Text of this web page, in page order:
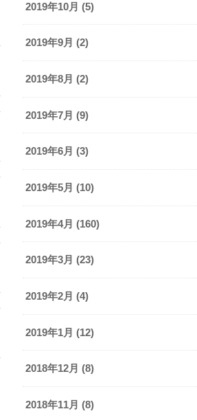
2019年10月 (5)
2019年9月 (2)
2019年8月 (2)
2019年7月 (9)
2019年6月 (3)
2019年5月 (10)
2019年4月 (160)
2019年3月 (23)
2019年2月 (4)
2019年1月 (12)
2018年12月 (8)
2018年11月 (8)